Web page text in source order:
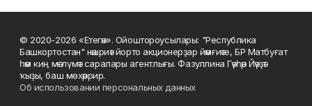
© 2020-2026 «Етегән». Ойоштороусылары: "Республика
Башкортостан" нәшриәт йорто акционерҙар йәмғиәте, БР Матбуғат
һәм киң мәғлүмәт саралары агентлығы. Фазуллина Гәүһәр Йәүҙәт
ҡыҙы, баш мөхәррир.
Об использовании персональных данных